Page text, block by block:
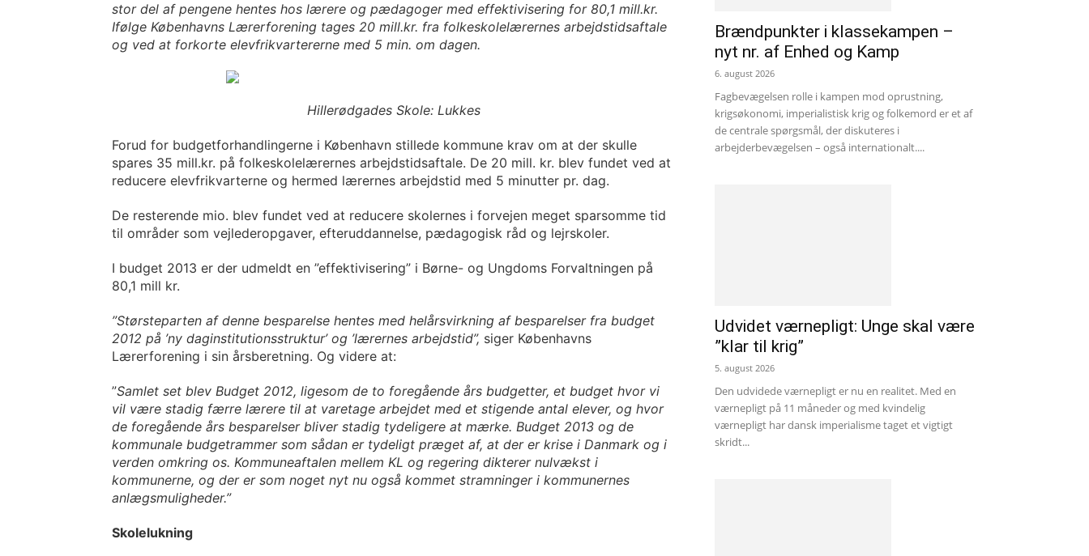
stor del af pengene hentes hos lærere og pædagoger med effektivisering for 80,1 mill.kr.
Ifølge Københavns Lærerforening tages 20 mill.kr. fra folkeskolelærernes arbejdstidsaftale
og ved at forkorte elevfrikvartererne med 5 min. om dagen.
Hillerødgades Skole: Lukkes
Forud for budgetforhandlingerne i København stillede kommune krav om at der skulle
spares 35 mill.kr. på folkeskolelærernes arbejdstidsaftale. De 20 mill. kr. blev fundet ved at
reducere elevfrikvarterne og hermed lærernes arbejdstid med 5 minutter pr. dag.
De resterende mio. blev fundet ved at reducere skolernes i forvejen meget sparsomme tid
til områder som vejlederopgaver, efteruddannelse, pædagogisk råd og lejrskoler.
I budget 2013 er der udmeldt en ”effektivisering” i Børne- og Ungdoms Forvaltningen på
80,1 mill kr.
”Størsteparten af denne besparelse hentes med helårsvirkning af besparelser fra budget
2012 på ’ny daginstitutionsstruktur’ og ’lærernes arbejdstid”, siger Københavns
Lærerforening i sin årsberetning. Og videre at:
”Samlet set blev Budget 2012, ligesom de to foregående års budgetter, et budget hvor vi
vil være stadig færre lærere til at varetage arbejdet med et stigende antal elever, og hvor
de foregående års besparelser bliver stadig tydeligere at mærke. Budget 2013 og de
kommunale budgetrammer som sådan er tydeligt præget af, at der er krise i Danmark og i
verden omkring os. Kommuneaftalen mellem KL og regering dikterer nulvækst i
kommunerne, og der er som noget nyt nu også kommet stramninger i kommunernes
anlægsmuligheder.”
Skolelukning
Brændpunkter i klassekampen –
nyt nr. af Enhed og Kamp
6. august 2026
Fagbevægelsen rolle i kampen mod oprustning,
krigsøkonomi, imperialistisk krig og folkemord er et af
de centrale spørgsmål, der diskuteres i
arbejderbevægelsen – også internationalt....
Udvidet værnepligt: Unge skal være
”klar til krig”
5. august 2026
Den udvidede værnepligt er nu en realitet. Med en
værnepligt på 11 måneder og med kvindelig
værnepligt har dansk imperialisme taget et vigtigt
skridt...